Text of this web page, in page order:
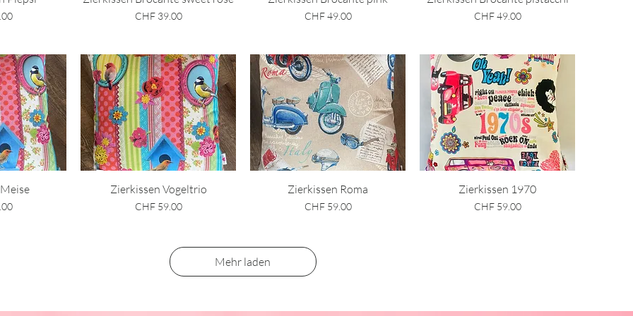
Preis
CHF 39.00 Preis
CHF 49.00 Preis
CHF 49.00
Schnellansicht
Zierkissen Vogeltrio
Preis
CHF 59.00
Schnellansicht
Zierkissen Roma
Preis
CHF 59.00
Schnellansicht
Zierkissen 1970
Preis
CHF 59.00
Mehr laden